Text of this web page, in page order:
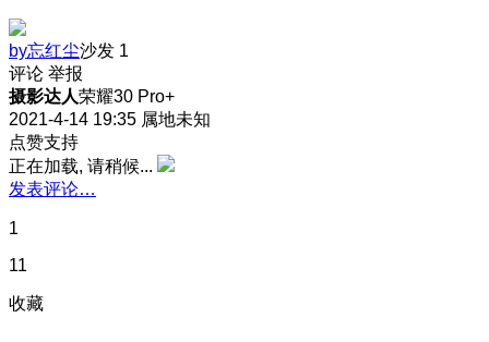
by忘红尘沙发 1
评论 举报
摄影达人荣耀30 Pro+
2021-4-14 19:35 属地未知
点赞支持
正在加载, 请稍候...
发表评论…
1
11
收藏